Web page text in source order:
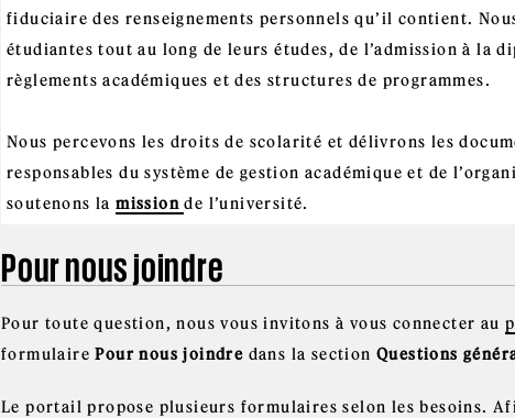
fiduciaire des renseignements personnels qu’il contient.
étudiantes tout au long de leurs études, de l’admission à la
règlements académiques et des structures de programmes.
Nous percevons les droits de scolarité et délivrons les
responsables du système de gestion académique et de
soutenons lamission de l’université.
Pour nous joindre
Pour toute question, nous vous invitons à vous connecter au
formulairePour nous joindre dans la sectionQuestions
Le portail propose plusieurs formulaires selon les besoins.